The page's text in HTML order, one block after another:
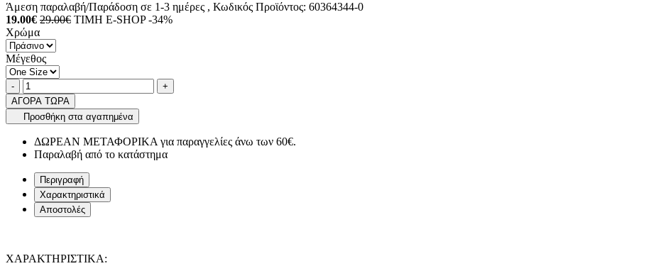
Άμεση παραλαβή/Παράδοση σε 1-3 ημέρες , Κωδικός Προϊόντος: 60364344-0
19.00€ 29.00€ ΤΙΜΗ E-SHOP -34%
Χρώμα
Μέγεθος
Ποσότητα
-product.increase.quantity +
ΑΓΟΡΑ ΤΩΡΑ
Προσθήκη στα αγαπημένα
ΔΩΡΕΑΝ ΜΕΤΑΦΟΡΙΚΑ για παραγγελίες άνω των 60€.
Παραλαβή από το κατάστημα
Περιγραφή
Χαρακτηριστικά
Αποστολές
ΧΑΡΑΚΤΗΡΙΣΤΙΚΑ: